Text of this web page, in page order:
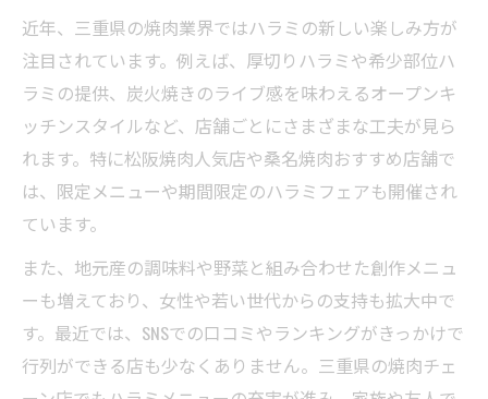
近年、三重県の焼肉業界ではハラミの新しい楽しみ方が
注目されています。例えば、厚切りハラミや希少部位ハ
ラミの提供、炭火焼きのライブ感を味わえるオープンキ
ッチンスタイルなど、店舗ごとにさまざまな工夫が見ら
れます。特に松阪焼肉人気店や桑名焼肉おすすめ店舗で
は、限定メニューや期間限定のハラミフェアも開催され
ています。
また、地元産の調味料や野菜と組み合わせた創作メニュ
ーも増えており、女性や若い世代からの支持も拡大中で
す。最近では、SNSでの口コミやランキングがきっかけで
行列ができる店も少なくありません。三重県の焼肉チェ